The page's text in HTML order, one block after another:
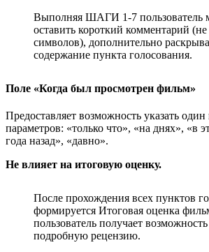
Выполняя ШАГИ 1-7 пользователь
оставить короткий комментарий (не
символов), дополнительно
содержание пункта голосования.
Поле «Когда был просмотрен фильм»
Предоставляет возможность указать
параметров: «только что», «на днях», «в
года назад», «давно».
Не влияет на итоговую оценку.
После прохождения всех пунктов
формируется Итоговая оценка
пользователь получает
подробную рецензию.